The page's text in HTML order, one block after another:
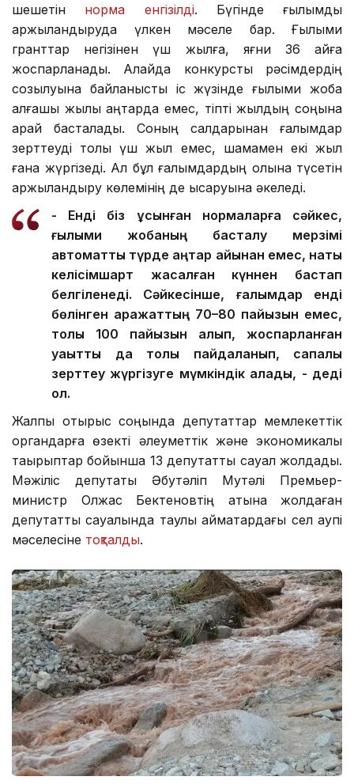
шешетін норма енгізілді. Бүгінде ғылымды
қаржыландыруда үлкен мәселе бар. Ғылыми
гранттар негізінен үш жылға, яғни 36 айға
жоспарланады. Алайда конкурстық рәсімдердің
созылуына байланысты іс жүзінде ғылыми жоба
алғашқы жылы қаңтарда емес, тіпті жылдың соңына
қарай басталады. Соның салдарынан ғалымдар
зерттеуді толық үш жыл емес, шамамен екі жыл
ғана жүргізеді. Ал бұл ғалымдардың қолына түсетін
қаржыландыру көлемінің де қысқаруына әкеледі.
- Енді біз ұсынған нормаларға сәйкес,
ғылыми жобаның басталу мерзімі
автоматты түрде қаңтар айынан емес, нақты
келісімшарт жасалған күннен бастап
белгіленеді. Сәйкесінше, ғалымдар енді
бөлінген қаражаттың 70–80 пайызын емес,
толық 100 пайызын алып, жоспарланған
уақытты да толық пайдаланып, сапалы
зерттеу жүргізуге мүмкіндік алады, - деді
ол.
Жалпы отырыс соңында депутаттар мемлекеттік
органдарға өзекті әлеуметтік және экономикалық
тақырыптар бойынша 13 депутаттық сауал жолдады.
Мәжіліс депутаты Әбутәліп Мутәлі Премьер-
министр Олжас Бектеновтің атына жолдаған
депутаттық сауалында таулы аймақтардағы сел қаупі
мәселесіне тоқталды.